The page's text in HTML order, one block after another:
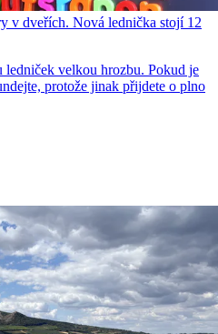
v dveřích. Nová lednička stojí 12
ledniček velkou hrozbu. Pokud je
protože jinak přijdete o plno